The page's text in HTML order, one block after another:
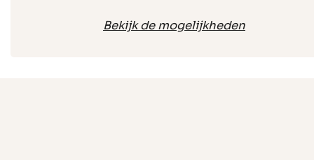
Bekijk de mogelijkheden